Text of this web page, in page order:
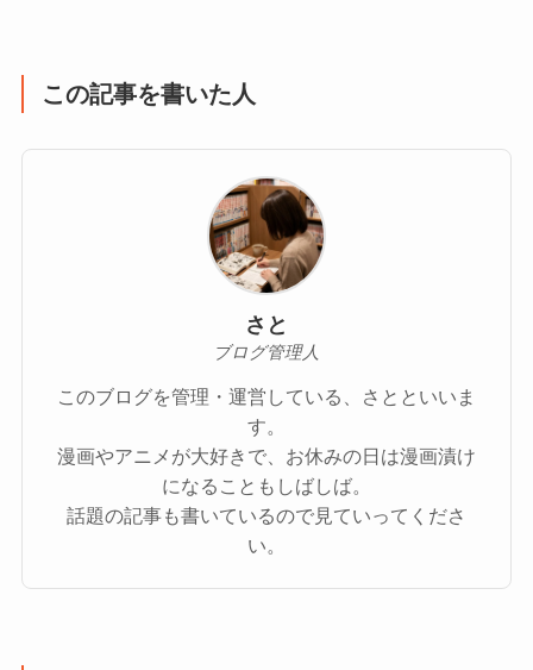
この記事を書いた人
さと
ブログ管理人
このブログを管理・運営している、さとといいま
す。
漫画やアニメが大好きで、お休みの日は漫画漬け
になることもしばしば。
話題の記事も書いているので見ていってくださ
い。